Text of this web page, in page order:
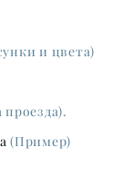
и цвета)
(Пример)